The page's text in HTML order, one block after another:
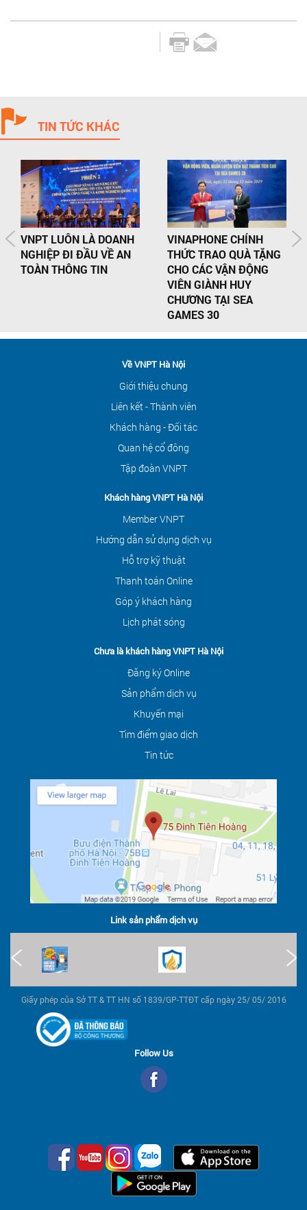
TIN TỨC KHÁC
VNPT LUÔN LÀ DOANH
NGHIỆP ĐI ĐẦU VỀ AN
TOÀN THÔNG TIN
VINAPHONE CHÍNH
THỨC TRAO QUÀ TẶNG
CHO CÁC VẬN ĐỘNG
VIÊN GIÀNH HUY
CHƯƠNG TẠI SEA
GAMES 30
Về VNPT Hà Nội
Giới thiệu chung
Liên kết - Thành viên
Khách hàng - Đối tác
Quan hệ cổ đông
Tập đoàn VNPT
Khách hàng VNPT Hà Nội
Member VNPT
Hướng dẫn sử dụng dịch vụ
Hỗ trợ kỹ thuật
Thanh toán Online
Góp ý khách hàng
Lịch phát sóng
Chưa là khách hàng VNPT Hà Nội
Đăng ký Online
Sản phẩm dịch vụ
Khuyến mại
Tìm điểm giao dịch
Tin tức
Link sản phẩm dịch vụ
Giấy phép của Sở TT & TT HN số 1839/GP-TTĐT cấp ngày 25/ 05/ 2016
Follow Us